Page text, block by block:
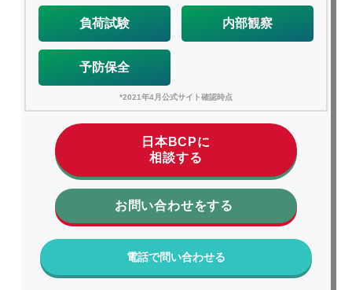
負荷試験 内部観察
予防保全
*2021年4月公式サイト確認時点
日本BCPに
相談する
お問い合わせをする
電話で問い合わせる